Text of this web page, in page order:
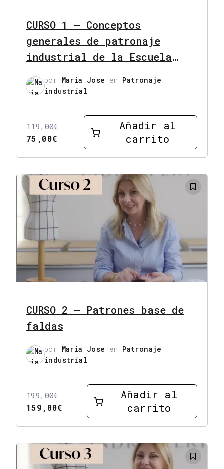
CURSO 1 – Conceptos
generales de patronaje
industrial de la Escuela
por Maria Jose en Patronaje
industrial
119,00€
El
era:
119,00€.
75,00€El
precio
es:
75,00€.
Añadir al
carrito
CURSO 2 – Patrones base de
faldas
por Maria Jose en Patronaje
industrial
199,00€
El
era:
199,00€.
159,00€El
precio
es:
159,00€.
Añadir al
carrito